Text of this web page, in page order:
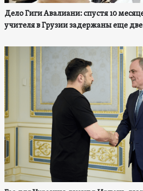
Дело Гиги Авалиани: спустя 10
учителя в Грузии задержаны еще